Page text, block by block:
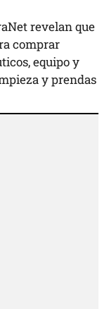
revelan que
comprar
equipo y
y prendas